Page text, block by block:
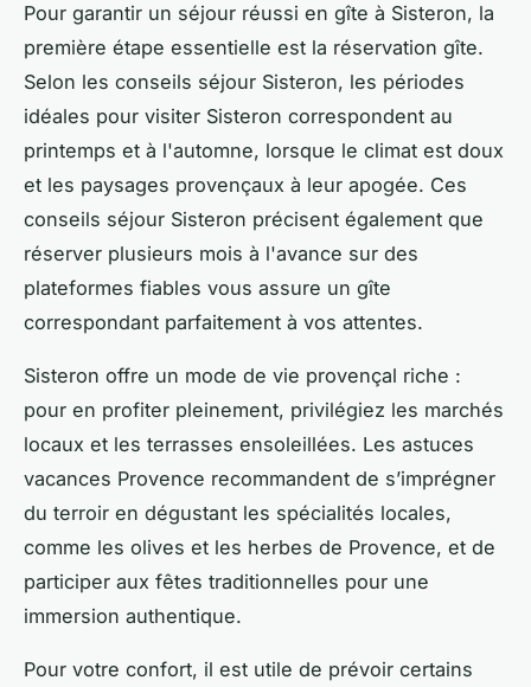
Pour garantir un séjour réussi en gîte à Sisteron, la
première étape essentielle est la réservation gîte.
Selon les conseils séjour Sisteron, les périodes
idéales pour visiter Sisteron correspondent au
printemps et à l'automne, lorsque le climat est doux
et les paysages provençaux à leur apogée. Ces
conseils séjour Sisteron précisent également que
réserver plusieurs mois à l'avance sur des
plateformes fiables vous assure un gîte
correspondant parfaitement à vos attentes.
Sisteron offre un mode de vie provençal riche :
pour en profiter pleinement, privilégiez les marchés
locaux et les terrasses ensoleillées. Les astuces
vacances Provence recommandent de s’imprégner
du terroir en dégustant les spécialités locales,
comme les olives et les herbes de Provence, et de
participer aux fêtes traditionnelles pour une
immersion authentique.
Pour votre confort, il est utile de prévoir certains